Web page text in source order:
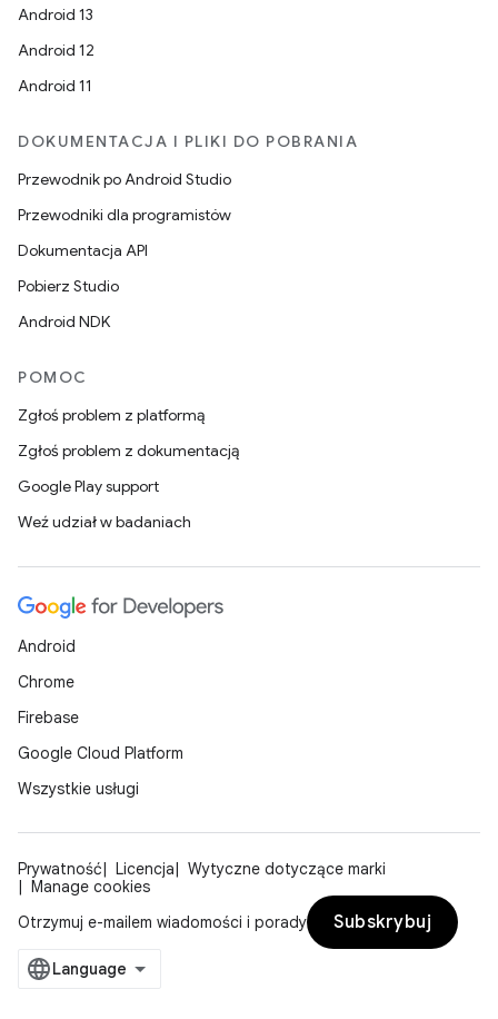
Android 13
Android 12
Android 11
DOKUMENTACJA I PLIKI DO POBRANIA
Przewodnik po Android Studio
Przewodniki dla programistów
Dokumentacja API
Pobierz Studio
Android NDK
POMOC
Zgłoś problem z platformą
Zgłoś problem z dokumentacją
Google Play support
Weź udział w badaniach
Android
Chrome
Firebase
Google Cloud Platform
Wszystkie usługi
Prywatność Licencja
Wytyczne dotyczące marki
Manage cookies
Otrzymuj e-mailem wiadomości i porady
Subskrybuj